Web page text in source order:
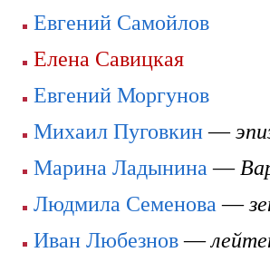
Евгений Самойлов
Елена Савицкая
Евгений Моргунов
Михаил Пуговкин—
Марина Ладынина —
Людмила Семенова —
Иван Любезнов—